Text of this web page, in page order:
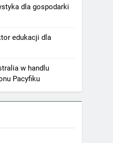
dla gospodarki
edukacji dla
w handlu
Pacyfiku